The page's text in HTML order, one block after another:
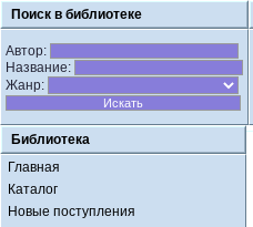
Поиск в библиотеке
Автор:
Название:
Жанр:
Библиотека
Главная
Каталог
Новые поступления